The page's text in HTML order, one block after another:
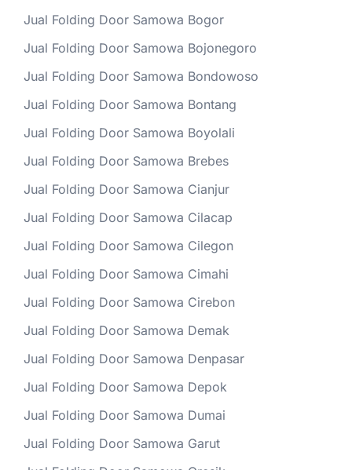
Jual Folding Door Samowa Bogor
Jual Folding Door Samowa Bojonegoro
Jual Folding Door Samowa Bondowoso
Jual Folding Door Samowa Bontang
Jual Folding Door Samowa Boyolali
Jual Folding Door Samowa Brebes
Jual Folding Door Samowa Cianjur
Jual Folding Door Samowa Cilacap
Jual Folding Door Samowa Cilegon
Jual Folding Door Samowa Cimahi
Jual Folding Door Samowa Cirebon
Jual Folding Door Samowa Demak
Jual Folding Door Samowa Denpasar
Jual Folding Door Samowa Depok
Jual Folding Door Samowa Dumai
Jual Folding Door Samowa Garut